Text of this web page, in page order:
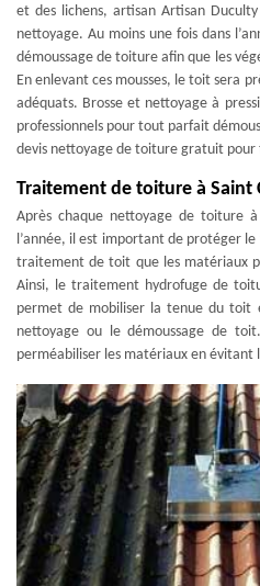
et des lichens, artisan Artisan
nettoyage. Au moins une fois dans
démoussage de toiture afin que les
En enlevant ces mousses, le toit sera
adéquats. Brosse et nettoyage à
professionnels pour tout parfait
devis nettoyage de toiture gratuit pour
Traitement de toiture à Saint
Après chaque nettoyage de toiture
l’année, il est important de protéger
traitement de toit que les matériaux
Ainsi, le traitement hydrofuge de
permet de mobiliser la tenue du toit
nettoyage ou le démoussage de
perméabiliser les matériaux en évitant